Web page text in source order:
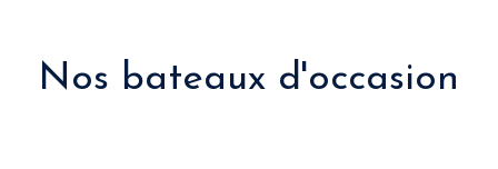
Nos bateaux d'occasion